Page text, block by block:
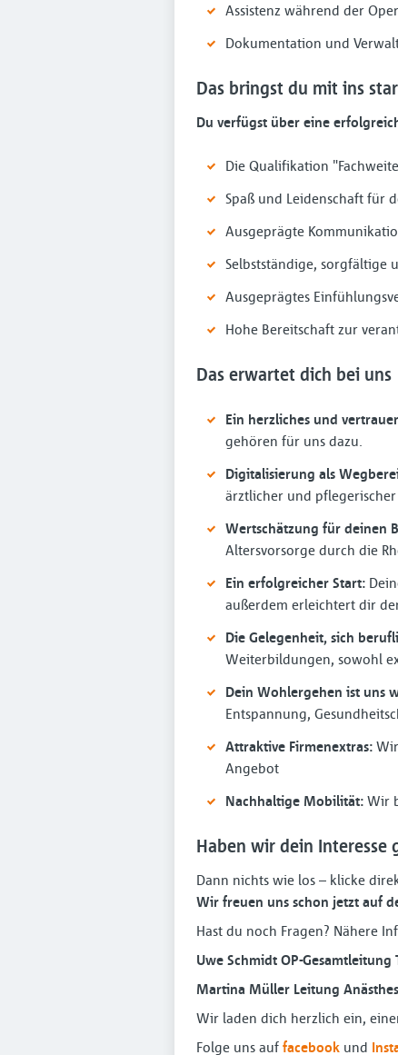
Assistenz während der
Dokumentation und
Das bringst du mit ins
Du verfügst über eine
Die Qualifikation
Spaß und Leidenschaft für
Ausgeprägte
Selbstständige, sorgfältige
Ausgeprägtes
Hohe Bereitschaft zur
Das erwartet dich bei uns
Ein herzliches und
gehören für uns dazu.
Digitalisierung als
ärztlicher und
Wertschätzung für deinen
Altersvorsorge durch die
Ein erfolgreicher Start:
außerdem erleichtert dir
Die Gelegenheit, sich
Weiterbildungen, sowohl
Dein Wohlergehen ist uns
Entspannung,
Attraktive Firmenextras:
Angebot
Nachhaltige Mobilität: Wir
Haben wir dein Interesse
Dann nichts wie los – klicke
Wir freuen uns schon jetzt auf
Hast du noch Fragen? Nähere
Uwe Schmidt OP-Gesamtleitung
Martina Müller Leitung
Wir laden dich herzlich ein,
Folge uns auf facebook und